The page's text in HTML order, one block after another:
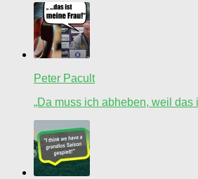
Peter Pacult
„Da muss ich abheben, weil das